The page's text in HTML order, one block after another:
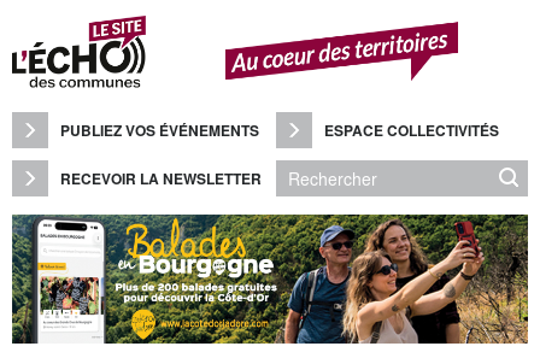
PUBLIEZ VOS ÉVÉNEMENTS ESPACE COLLECTIVITÉS
RECEVOIR LA NEWSLETTER
Panneau de gestion des cookies